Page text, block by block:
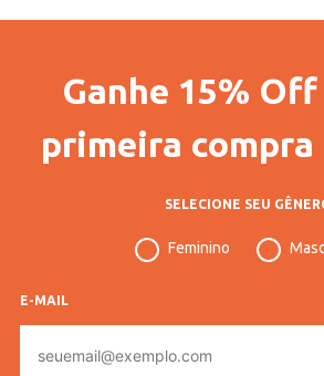
Ganhe 15% Off
primeira
SELECIONE SEU
Feminino
E-MAIL
mail